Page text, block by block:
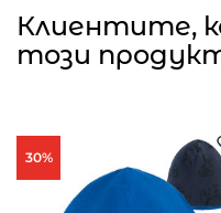
Клиентите,
този
30%